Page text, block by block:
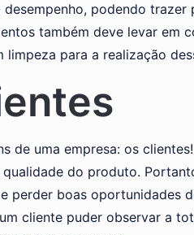
podendo
também deve levar em
limpeza para a realização
de uma empresa: os
do produto.
boas oportunidades
cliente puder observar a